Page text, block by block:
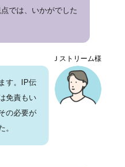
点では、いかがでした
Ｊストリーム様
す。IP伝
免責もい
の必要が
。